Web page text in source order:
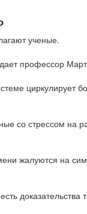
ученые.
профессор
циркулирует
со стрессом на
жалуются на
доказательства